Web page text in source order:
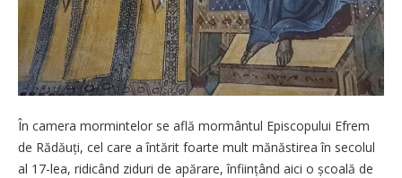
În camera mormintelor se află mormântul Episcopului Efrem
de Rădăuți, cel care a întărit foarte mult mănăstirea în secolul
al 17-lea, ridicând ziduri de apărare, înființând aici o școală de